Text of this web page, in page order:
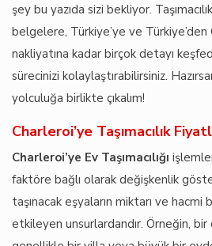
şey bu yazıda sizi bekliyor.
belgelere, Türkiye’ye ve Türkiye’den
nakliyatına kadar birçok detayı
sürecinizi kolaylaştırabilirsiniz.
yolculuğa birlikte çıkalım!
Charleroi’ye Taşımacılık
Charleroi’ye Ev Taşımacılığı
faktöre bağlı olarak değişkenlik
taşınacak eşyaların miktarı ve hacmi
etkileyen unsurlardandır. Örneğin, bir